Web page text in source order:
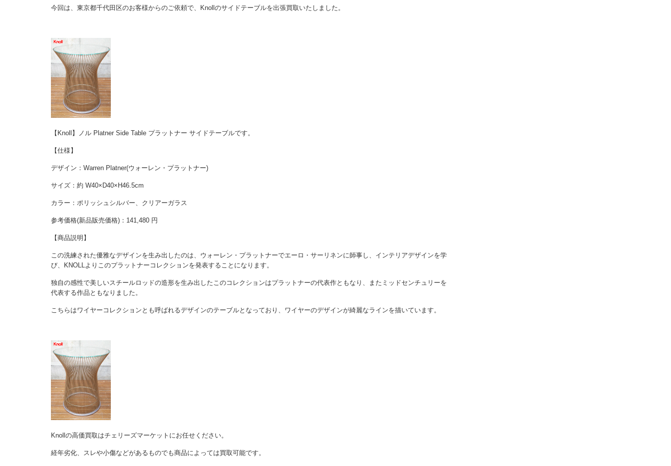
今回は、東京都千代田区のお客様からのご依頼で、Knollのサイドテーブルを出張買取いたしました。
【Knoll】ノル Platner Side Table プラットナー サイドテーブルです。
【仕様】
デザイン：Warren Platner(ウォーレン・プラットナー)
サイズ：約 W40×D40×H46.5cm
カラー：ポリッシュシルバー、クリアーガラス
参考価格(新品販売価格)：141,480 円
【商品説明】
この洗練された優雅なデザインを生み出したのは、ウォーレン・プラットナーでエーロ・サーリネンに師事し、インテリアデザインを学
び、KNOLLよりこのプラットナーコレクションを発表することになります。
独自の感性で美しいスチールロッドの造形を生み出したこのコレクションはプラットナーの代表作ともなり、またミッドセンチュリーを
代表する作品ともなりました。
こちらはワイヤーコレクションとも呼ばれるデザインのテーブルとなっており、ワイヤーのデザインが綺麗なラインを描いています。
Knollの高価買取はチェリーズマーケットにお任せください。
経年劣化、スレや小傷などがあるものでも商品によっては買取可能です。